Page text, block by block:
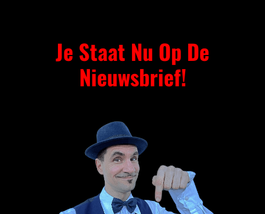
Je Staat Nu Op De
Nieuwsbrief!